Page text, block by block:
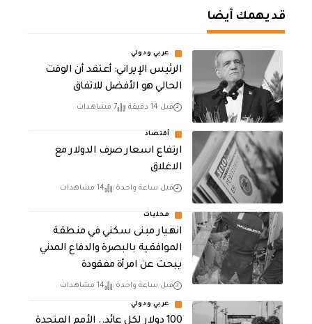
قد يهمك أيضا
عربي ودولي
الرئيس الإيراني: أعتقد أن الوقت
الحالي هو الأفضل للاتفاق
قبل 14 دقيقة 7 مشاهدات
أقتصاد
ارتفاع اسعار صرف الدولار مع
الاغلاق
قبل ساعة واحدة 14 مشاهدات
محليات
انهيار مبنى سكني في منطقة
الموافقية بالبصرة والدفاع المدني
يبحث عن امرأة مفقودة
قبل ساعة واحدة 14 مشاهدات
عربي ودولي
100 دولار لكل عائد.. الأمم المتحدة